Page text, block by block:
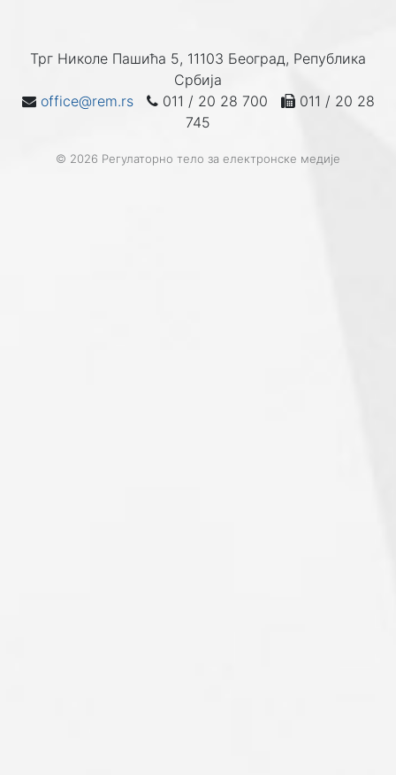
Трг Николе Пашића 5, 11103 Београд, Република
Србија
office@rem.rs
011 / 20 28 700
011 / 20 28
745
© 2026 Регулаторно тело за електронске медије